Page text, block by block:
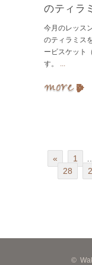
のティラ
今月のレッス
のティラミス
ービスケット
す。 ...
« 1
28
©